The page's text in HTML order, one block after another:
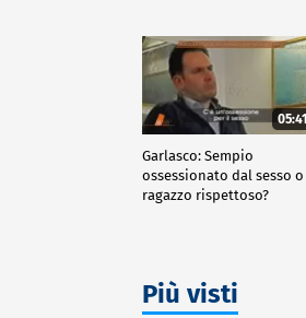
05:41
Garlasco: Sempio
ossessionato dal sesso o
ragazzo rispettoso?
Più visti